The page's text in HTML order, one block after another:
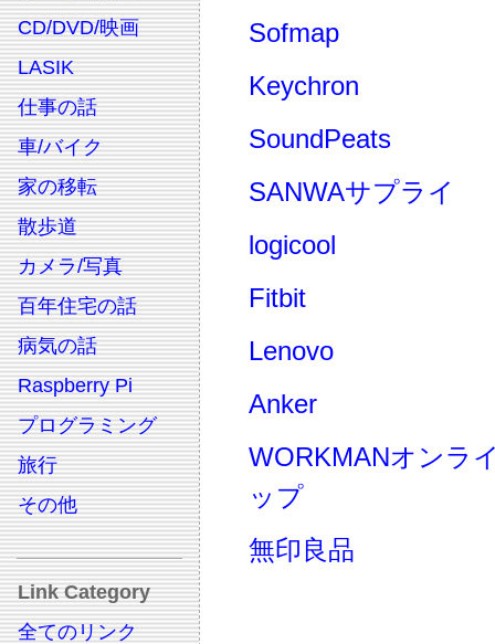
CD/DVD/映画
LASIK
仕事の話
車/バイク
家の移転
散歩道
カメラ/写真
百年住宅の話
病気の話
Raspberry Pi
プログラミング
旅行
その他
Link Category
全てのリンク
Sofmap
Keychron
SoundPeats
SANWAサプライ
logicool
Fitbit
Lenovo
Anker
WORKMANオンラ
ップ
無印良品